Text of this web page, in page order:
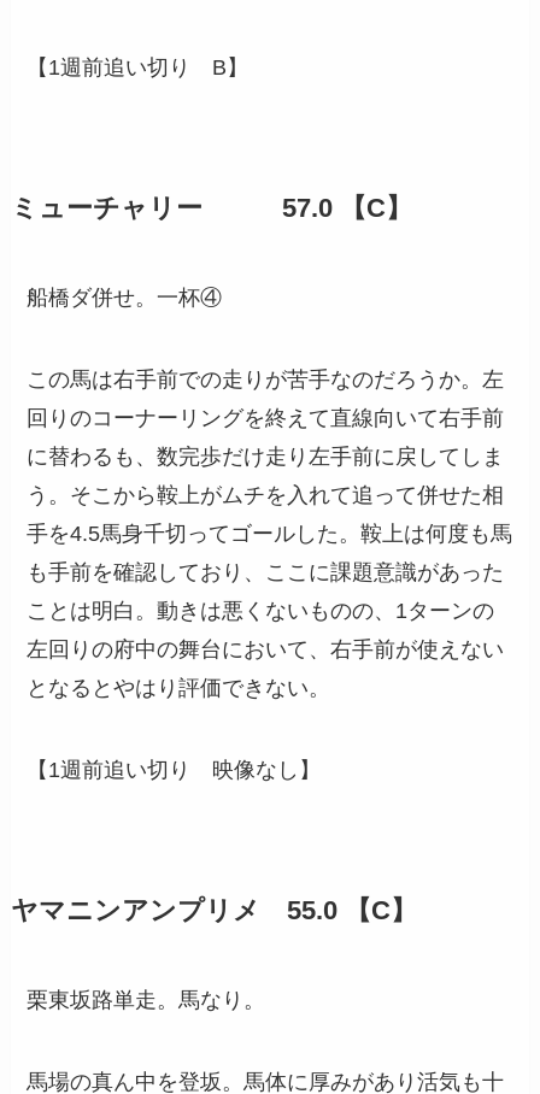
【1週前追い切り B】
ミューチャリー 57.0 【C】
船橋ダ併せ。一杯④
この馬は右手前での走りが苦手なのだろうか。左
回りのコーナーリングを終えて直線向いて右手前
に替わるも、数完歩だけ走り左手前に戻してしま
う。そこから鞍上がムチを入れて追って併せた相
手を4.5馬身千切ってゴールした。鞍上は何度も馬
も手前を確認しており、ここに課題意識があった
ことは明白。動きは悪くないものの、1ターンの
左回りの府中の舞台において、右手前が使えない
となるとやはり評価できない。
【1週前追い切り 映像なし】
ヤマニンアンプリメ 55.0 【C】
栗東坂路単走。馬なり。
馬場の真ん中を登坂。馬体に厚みがあり活気も十